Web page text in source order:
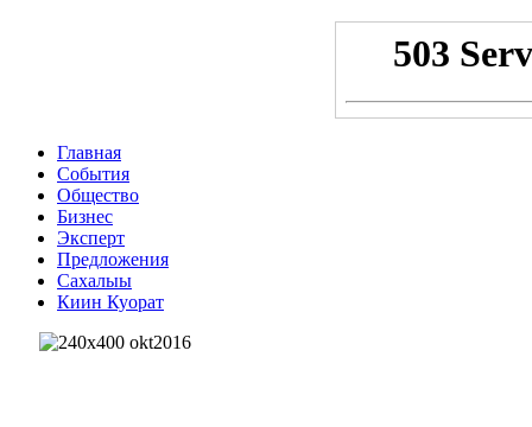
Главная
События
Общество
Бизнес
Эксперт
Предложения
Сахалыы
Киин Куорат